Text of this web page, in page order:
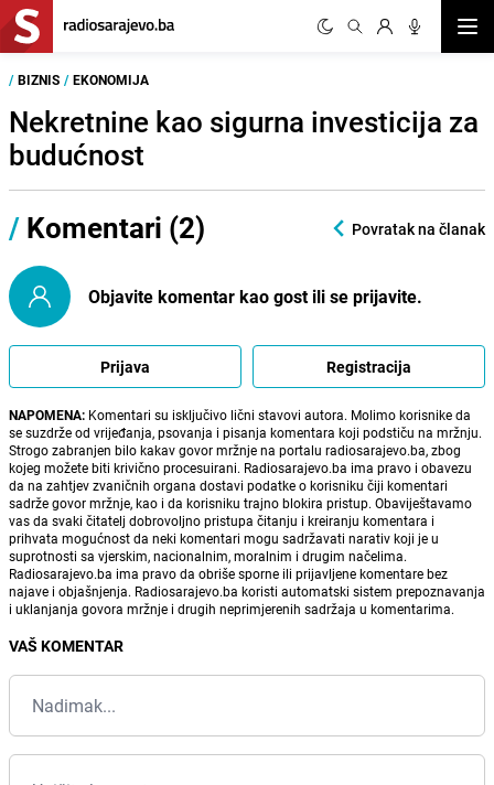
/ BIZNIS / EKONOMIJA
Nekretnine kao sigurna investicija za
budućnost
/ Komentari (2) Povratak na članak
Objavite komentar kao gost ili se prijavite.
Prijava Registracija
NAPOMENA: Komentari su isključivo lični stavovi autora. Molimo korisnike da
se suzdrže od vrijeđanja, psovanja i pisanja komentara koji podstiču na mržnju.
Strogo zabranjen bilo kakav govor mržnje na portalu radiosarajevo.ba, zbog
kojeg možete biti krivično procesuirani. Radiosarajevo.ba ima pravo i obavezu
da na zahtjev zvaničnih organa dostavi podatke o korisniku čiji komentari
sadrže govor mržnje, kao i da korisniku trajno blokira pristup. Obaviještavamo
vas da svaki čitatelj dobrovoljno pristupa čitanju i kreiranju komentara i
prihvata mogućnost da neki komentari mogu sadržavati narativ koji je u
suprotnosti sa vjerskim, nacionalnim, moralnim i drugim načelima.
Radiosarajevo.ba ima pravo da obriše sporne ili prijavljene komentare bez
najave i objašnjenja. Radiosarajevo.ba koristi automatski sistem prepoznavanja
i uklanjanja govora mržnje i drugih neprimjerenih sadržaja u komentarima.
VAŠ KOMENTAR